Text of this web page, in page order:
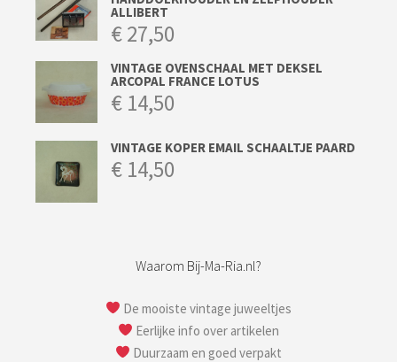
ALLIBERT
€27,50
VINTAGE OVENSCHAAL MET DEKSEL
ARCOPAL FRANCE LOTUS
€ 14,50
VINTAGE KOPER EMAIL SCHAALTJE PAARD
€ 14,50
Waarom Bij-Ma-Ria.nl?
De mooiste vintage juweeltjes
Eerlijke info over artikelen
Duurzaam en goed verpakt